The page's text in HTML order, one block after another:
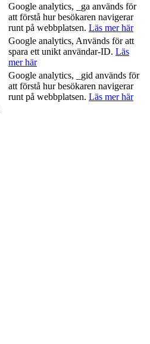
Google analytics, _ga används för
att förstå hur besökaren navigerar
runt på webbplatsen. Läs mer här
Google analytics, Används för att
spara ett unikt användar-ID. Läs
mer här
Google analytics, _gid används för
att förstå hur besökaren navigerar
runt på webbplatsen. Läs mer här